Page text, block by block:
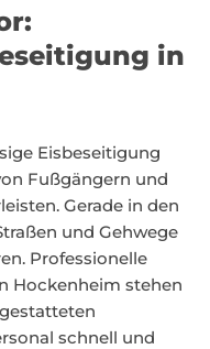
in
Eisbeseitigung
Fußgängern und
Gerade in den
und Gehwege
Professionelle
Hockenheim stehen
schnell und